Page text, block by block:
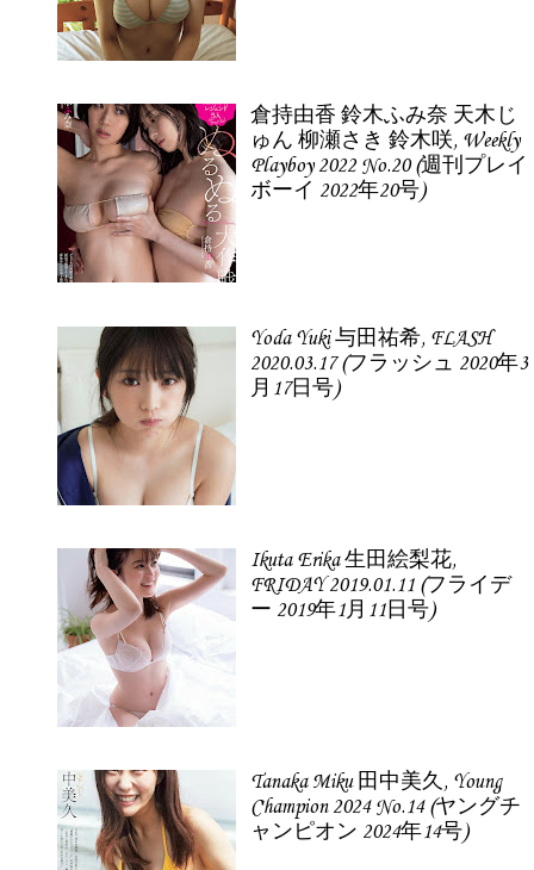
倉持由香 鈴木ふみ奈 天木じ
ゅん 柳瀬さき 鈴木咲, Weekly
Playboy 2022 No.20 (週刊プレイ
ボーイ 2022年20号)
Yoda Yuki 与田祐希, FLASH
2020.03.17 (フラッシュ 2020年3
月17日号)
Ikuta Erika 生田絵梨花,
FRIDAY 2019.01.11 (フライデ
ー 2019年1月11日号)
Tanaka Miku 田中美久, Young
Champion 2024 No.14 (ヤングチ
ャンピオン 2024年14号)